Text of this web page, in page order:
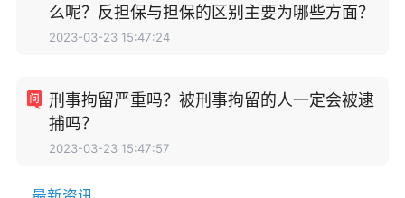
么呢？反担保与担保的区别主要为哪些方面？
2023-03-23 15:47:24
刑事拘留严重吗？被刑事拘留的人一定会被逮
捕吗？
2023-03-23 15:47:57